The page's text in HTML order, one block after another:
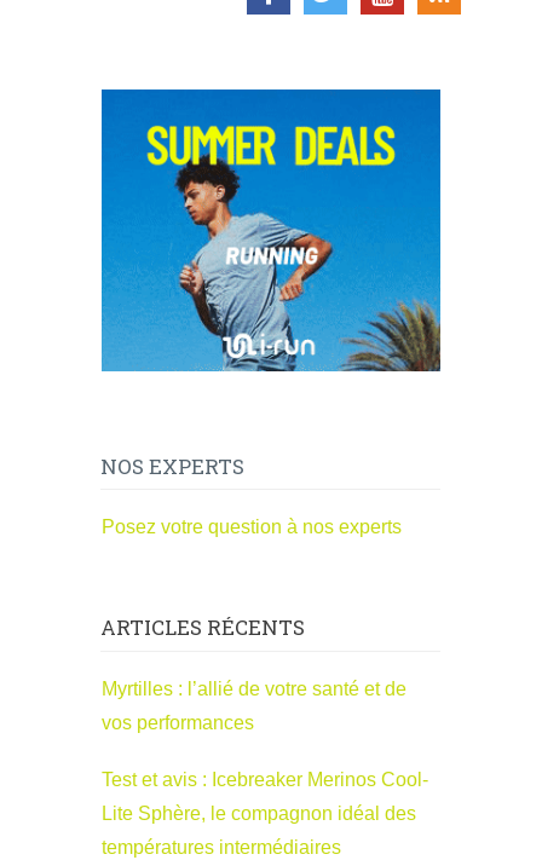
NOS EXPERTS
Posez votre question à nos experts
ARTICLES RÉCENTS
Myrtilles : l’allié de votre santé et de
vos performances
Test et avis : Icebreaker Merinos Cool-
Lite Sphère, le compagnon idéal des
températures intermédiaires